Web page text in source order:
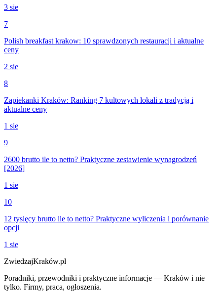
3 sie
7
Polish breakfast krakow: 10 sprawdzonych restauracji i aktualne
ceny
2 sie
8
Zapiekanki Kraków: Ranking 7 kultowych lokali z tradycją i
aktualne ceny
1 sie
9
2600 brutto ile to netto? Praktyczne zestawienie wynagrodzeń
[2026]
1 sie
10
12 tysięcy brutto ile to netto? Praktyczne wyliczenia i porównanie
opcji
1 sie
ZwiedzajKraków.pl
Poradniki, przewodniki i praktyczne informacje — Kraków i nie
tylko. Firmy, praca, ogłoszenia.